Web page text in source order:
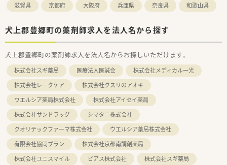
滋賀県 京都府 大阪府 兵庫県 奈良県 和歌山県
犬上郡豊郷町の薬剤師求人を法人名から探す
犬上郡豊郷町の薬剤師求人を法人名からお探しいただけます。
株式会社スギ薬局 医療法人医誠会
株式会社メディカル一光
株式会社レークケア
株式会社クスリのアオキ
ウエルシア薬局株式会社
株式会社アイセイ薬局
株式会社サンドラッグ
シマタニ株式会社
クオリテックファーマ株式会社
ウエルシア薬局株式会社
有限会社協同プラン
株式会社京都南調剤薬局
株式会社ユニスマイル
ピアス株式会社
株式会社スギ薬局